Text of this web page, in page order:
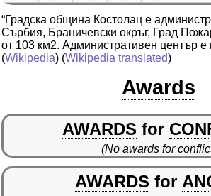
“Градска община Костолац е
Сърбия, Браничевски окръг, Град
от 103 км2. Административен център е
(Wikipedia) (Wikipedia translated)
Awards
AWARDS for
(No awards for
AWARDS for